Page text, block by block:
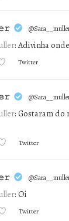
: Adivinha
Twitter
: Gostaram do
Twitter
: Oi
Twitter